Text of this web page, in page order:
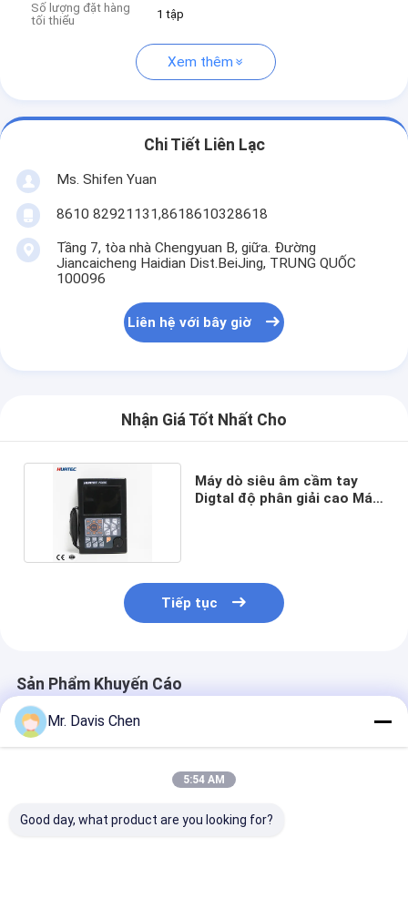
Số lượng đặt hàng
tối thiểu
1 tập
Xem thêm
Chi Tiết Liên Lạc
Ms. Shifen Yuan
8610 82921131,8618610328618
Tầng 7, tòa nhà Chengyuan B, giữa. Đường
Jiancaicheng Haidian Dist.BeiJing, TRUNG QUỐC
100096
Liên hệ với bây giờ
Nhận Giá Tốt Nhất Cho
Máy dò siêu âm cầm tay
Digtal độ phân giải cao Máy
Tiếp tục
Sản Phẩm Khuyến Cáo
Mr. Davis Chen
5:54 AM
Good day, what product are you looking for?